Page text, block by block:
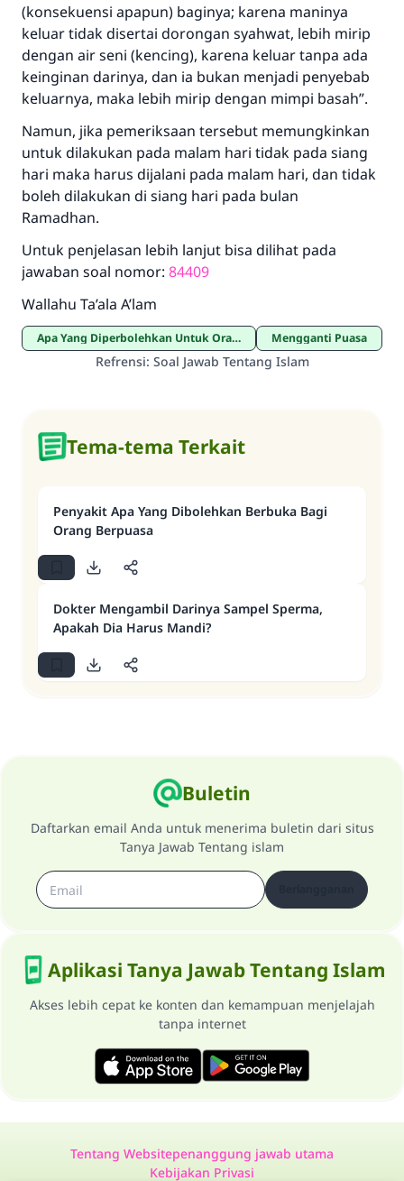
(konsekuensi apapun) baginya; karena maninya
keluar tidak disertai dorongan syahwat, lebih mirip
dengan air seni (kencing), karena keluar tanpa ada
keinginan darinya, dan ia bukan menjadi penyebab
keluarnya, maka lebih mirip dengan mimpi basah”.
Namun, jika pemeriksaan tersebut memungkinkan
untuk dilakukan pada malam hari tidak pada siang
hari maka harus dijalani pada malam hari, dan tidak
boleh dilakukan di siang hari pada bulan
Ramadhan.
Untuk penjelasan lebih lanjut bisa dilihat pada
jawaban soal nomor: 84409
Wallahu Ta’ala A’lam
Apa Yang Diperbolehkan Untuk Orang yang Berpuasa Mengganti Puasa
Refrensi: Soal Jawab Tentang Islam
Tema-tema Terkait
Penyakit Apa Yang Dibolehkan Berbuka Bagi
Orang Berpuasa
Dokter Mengambil Darinya Sampel Sperma,
Apakah Dia Harus Mandi?
Buletin
Daftarkan email Anda untuk menerima buletin dari situs
Tanya Jawab Tentang islam
Aplikasi Tanya Jawab Tentang Islam
Akses lebih cepat ke konten dan kemampuan menjelajah
tanpa internet
Tentang Websitepenanggung jawab utama
Kebijakan Privasi